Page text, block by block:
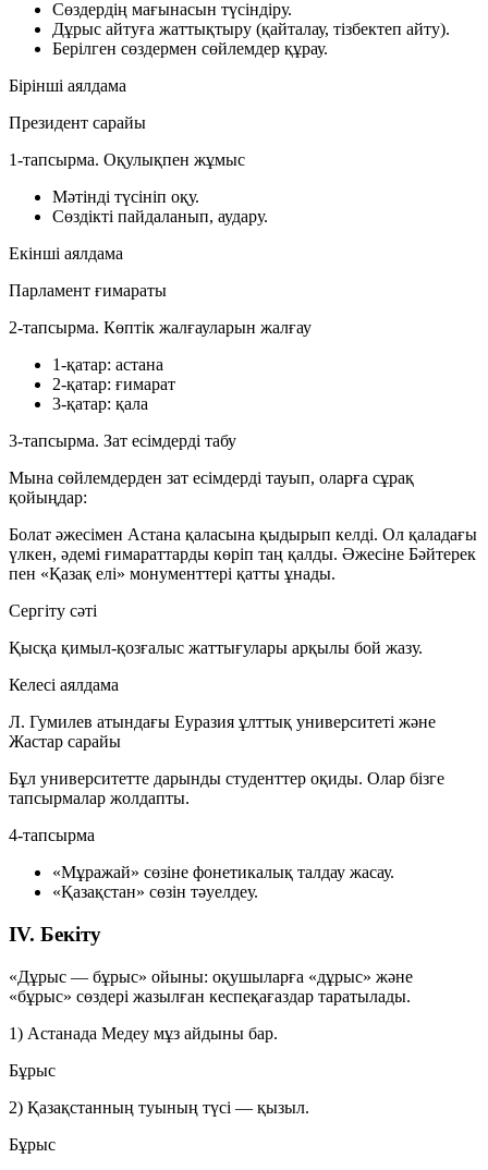
Сөздердің мағынасын түсіндіру.
Дұрыс айтуға жаттықтыру (қайталау, тізбектеп айту).
Берілген сөздермен сөйлемдер құрау.
Бірінші аялдама
Президент сарайы
1-тапсырма. Оқулықпен жұмыс
Мәтінді түсініп оқу.
Сөздікті пайдаланып, аудару.
Екінші аялдама
Парламент ғимараты
2-тапсырма. Көптік жалғауларын жалғау
1-қатар: астана
2-қатар: ғимарат
3-қатар: қала
3-тапсырма. Зат есімдерді табу
Мына сөйлемдерден зат есімдерді тауып, оларға сұрақ
қойыңдар:
Болат әжесімен Астана қаласына қыдырып келді. Ол қаладағы
үлкен, әдемі ғимараттарды көріп таң қалды. Әжесіне Бәйтерек
пен «Қазақ елі» монументтері қатты ұнады.
Сергіту сәті
Қысқа қимыл-қозғалыс жаттығулары арқылы бой жазу.
Келесі аялдама
Л. Гумилев атындағы Еуразия ұлттық университеті және
Жастар сарайы
Бұл университетте дарынды студенттер оқиды. Олар бізге
тапсырмалар жолдапты.
4-тапсырма
«Мұражай» сөзіне фонетикалық талдау жасау.
«Қазақстан» сөзін тәуелдеу.
IV. Бекіту
«Дұрыс — бұрыс» ойыны: оқушыларға «дұрыс» және
«бұрыс» сөздері жазылған кеспеқағаздар таратылады.
1) Астанада Медеу мұз айдыны бар.
Бұрыс
2) Қазақстанның туының түсі — қызыл.
Бұрыс